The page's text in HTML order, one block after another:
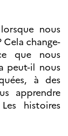
nous
Cela change-
que nous
peut-il nous
à des
apprendre
histoires